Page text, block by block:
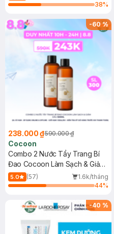
38%
-60%
238.000 ₫590.000 ₫
Cocoon
Combo 2 Nước Tẩy Trang Bí
Đao Cocoon Làm Sạch & Giảm
Dầu 500ml
5.0 (57)
1.6k/tháng
44%
-40 %